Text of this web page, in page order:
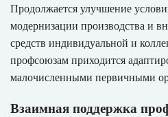
Продолжается улучшение
модернизации производства и
средств индивидуальной и
профсоюзам приходится
малочисленными первичными
Взаимная поддержка